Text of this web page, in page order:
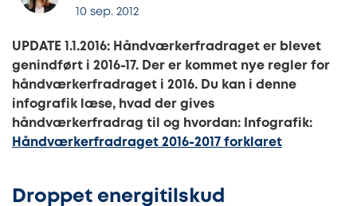
10 sep. 2012
UPDATE 1.1.2016: Håndværkerfradraget er blevet
genindført i 2016-17. Der er kommet nye regler for
håndværkerfradraget i 2016. Du kan i denne
infografik læse, hvad der gives
håndværkerfradrag til og hvordan: Infografik:
Håndværkerfradraget 2016-2017 forklaret
Droppet energitilskud